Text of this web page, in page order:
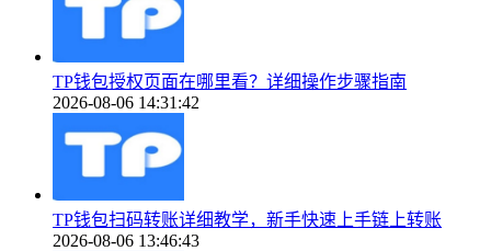
TP钱包授权页面在哪里看？详细操作步骤指南
2026-08-06 14:31:42
TP钱包扫码转账详细教学，新手快速上手链上转账
2026-08-06 13:46:43